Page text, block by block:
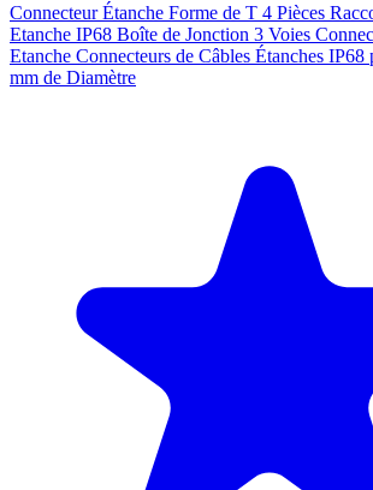
Connecteur Étanche Forme de T 4 Pièces
Etanche IP68 Boîte de Jonction 3 Voies
Etanche Connecteurs de Câbles Étanches IP68
mm de Diamètre